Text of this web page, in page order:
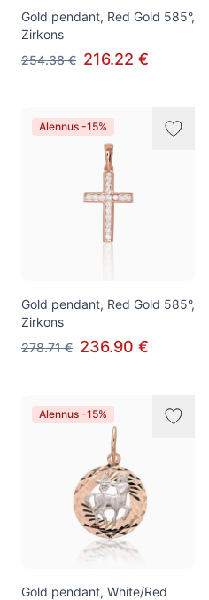
Gold pendant, Red Gold 585°,
Zirkons
254.38 € 216.22 €
Alennus -15%
Gold pendant, Red Gold 585°,
Zirkons
278.71 € 236.90 €
Alennus -15%
Gold pendant, White/Red